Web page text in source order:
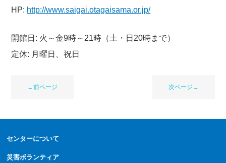
HP: http://www.saigai.otagaisama.or.jp/
開館日: 火～金9時～21時（土・日20時まで）
定休: 月曜日、祝日
←前ページ 次ページ→
センターについて
災害ボランティア